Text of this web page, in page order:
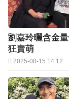
劉嘉玲曬含金
狂賣萌
2025-08-15 14:12